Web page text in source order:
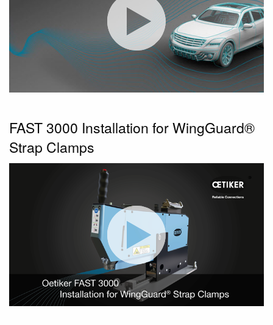
FAST 3000 Installation for WingGuard®
Strap Clamps